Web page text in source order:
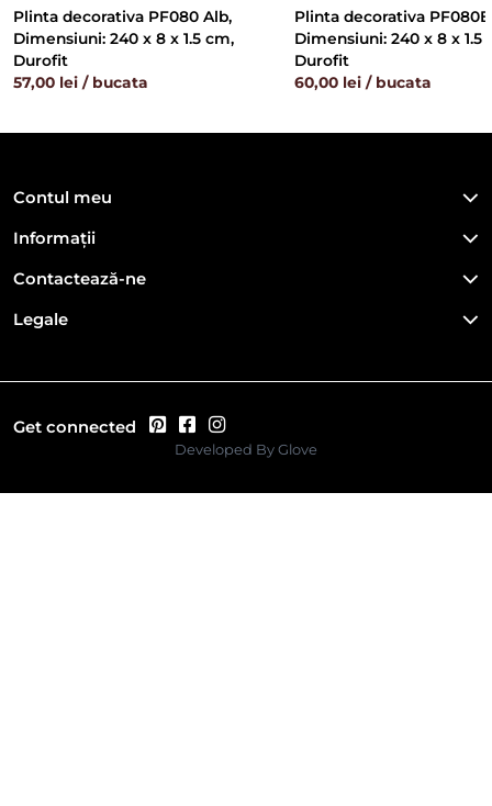
Plinta decorativa PF080 Alb,
Dimensiuni: 240 x 8 x 1.5 cm,
Durofit
57,00 lei / bucata
Plinta decorativa
Dimensiuni: 240 x 8 x 1.5
Durofit
60,00 lei / bucata
Contul meu
Informații
Contactează-ne
Legale
Get connected
Developed By Glove